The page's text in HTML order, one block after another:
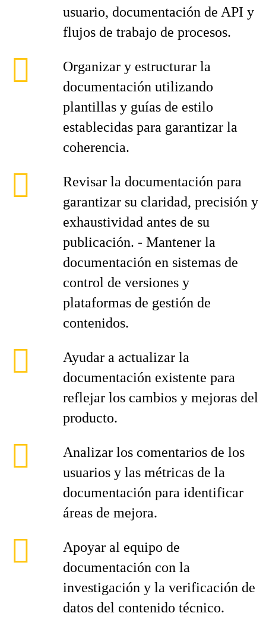
usuario, documentación de API y
flujos de trabajo de procesos.
Organizar y estructurar la
documentación utilizando
plantillas y guías de estilo
establecidas para garantizar la
coherencia.
Revisar la documentación para
garantizar su claridad, precisión y
exhaustividad antes de su
publicación. - Mantener la
documentación en sistemas de
control de versiones y
plataformas de gestión de
contenidos.
Ayudar a actualizar la
documentación existente para
reflejar los cambios y mejoras del
producto.
Analizar los comentarios de los
usuarios y las métricas de la
documentación para identificar
áreas de mejora.
Apoyar al equipo de
documentación con la
investigación y la verificación de
datos del contenido técnico.